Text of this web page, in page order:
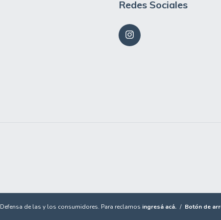
Redes Sociales
Defensa de las y los consumidores. Para reclamos ingresá acá. / Botón de